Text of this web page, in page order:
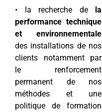
• la recherche de la
performance technique
et environnementale
des installations de nos
clients notamment par
le renforcement
permanent de nos
méthodes et une
politique de formation